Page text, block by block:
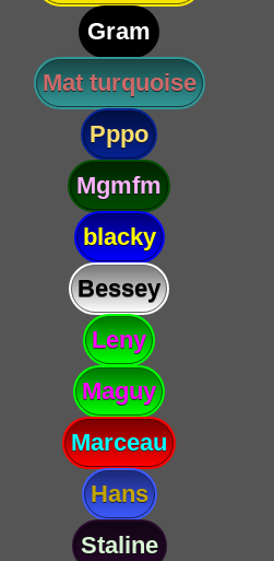
Gram
Mat turquoise
Pppo
Mgmfm
blacky
Bessey
Leny
Maguy
Marceau
Hans
Staline